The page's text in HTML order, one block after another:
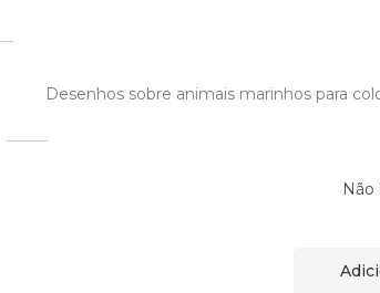
Desenhos sobre animais marinhos para
Não